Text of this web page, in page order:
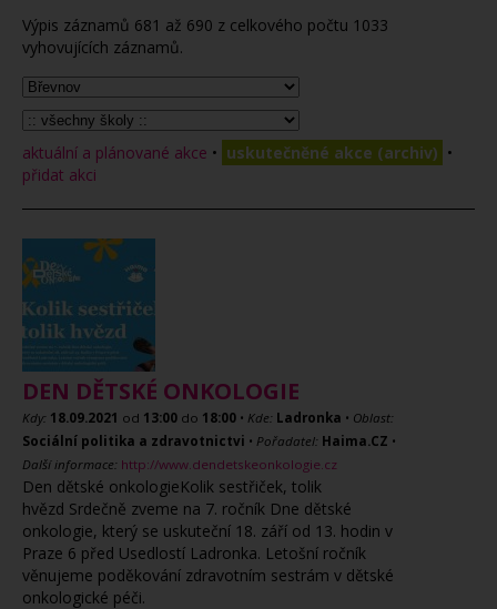
Výpis záznamů 681 až 690 z celkového počtu 1033
vyhovujících záznamů.
aktuální a plánované akce • uskutečněné akce (archiv) •
přidat akci
DEN DĚTSKÉ ONKOLOGIE
Kdy: 18.09.2021 od 13:00 do 18:00 • Kde: Ladronka • Oblast:
Sociální politika a zdravotnictvi • Pořadatel: Haima.CZ •
Další informace: http://www.dendetskeonkologie.cz
Den dětské onkologieKolik sestřiček, tolik
hvězd Srdečně zveme na 7. ročník Dne dětské
onkologie, který se uskuteční 18. září od 13. hodin v
Praze 6 před Usedlostí Ladronka. Letošní ročník
věnujeme poděkování zdravotním sestrám v dětské
onkologické péči.